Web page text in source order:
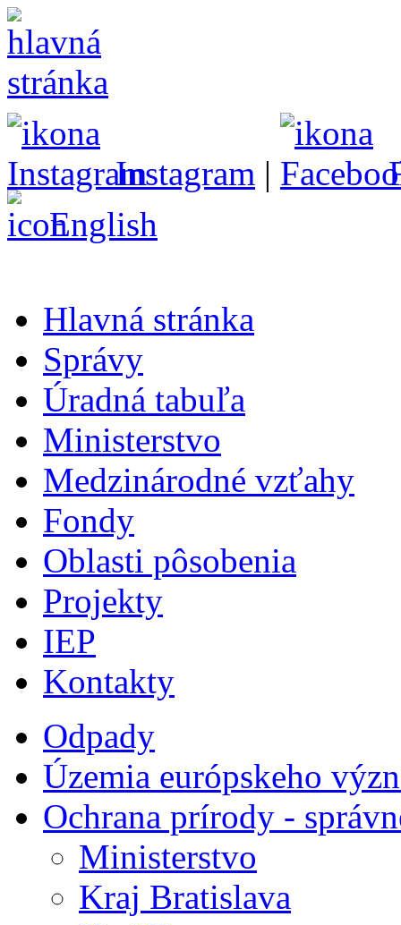
Instagram |
English
Hlavná stránka
Správy
Úradná tabuľa
Ministerstvo
Medzinárodné vzťahy
Fondy
Oblasti pôsobenia
Projekty
IEP
Kontakty
Odpady
Územia európskeho
Ochrana prírody -
Ministerstvo
Kraj Bratislava